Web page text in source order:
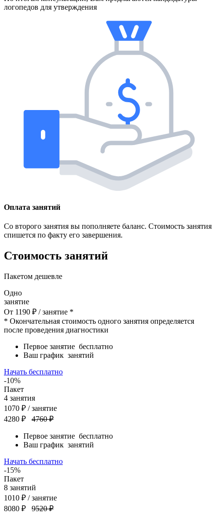
логопедов для утверждения
Оплата занятий
Со второго занятия вы пополняете баланс. Стоимость занятия
спишется по факту его завершения.
Стоимость занятий
Пакетом дешевле
Одно
занятие
От 1190 ₽ / занятие *
* Окончательная стоимость одного занятия определяется
после проведения диагностики
Первое занятие бесплатно
Ваш график занятий
Начать бесплатно
-10%
Пакет
4 занятия
1070 ₽ / занятие
4280 ₽
4760 ₽
Первое занятие бесплатно
Ваш график занятий
Начать бесплатно
-15%
Пакет
8 занятий
1010 ₽ / занятие
8080 ₽
9520 ₽